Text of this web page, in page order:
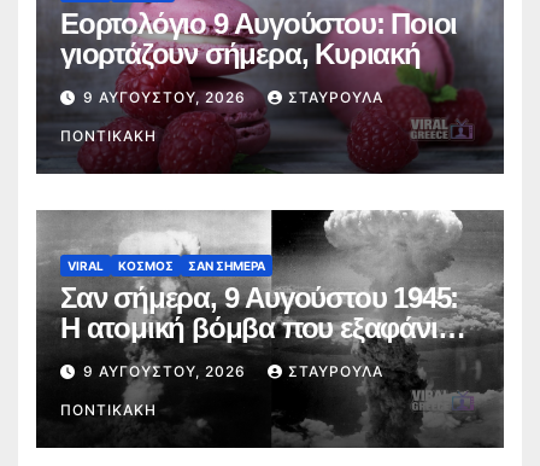
Εορτολόγιο 9 Αυγούστου: Ποιοι
γιορτάζουν σήμερα, Κυριακή
9 ΑΥΓΟΎΣΤΟΥ, 2026 ΣΤΑΥΡΟΎΛΑ
ΠΟΝΤΙΚΆΚΗ
VIRAL ΚΟΣΜΟΣ ΣΑΝ ΣΗΜΕΡΑ
Σαν σήμερα, 9 Αυγούστου 1945:
Η ατομική βόμβα που εξαφάνισε
το Ναγκασάκι
9 ΑΥΓΟΎΣΤΟΥ, 2026 ΣΤΑΥΡΟΎΛΑ
ΠΟΝΤΙΚΆΚΗ